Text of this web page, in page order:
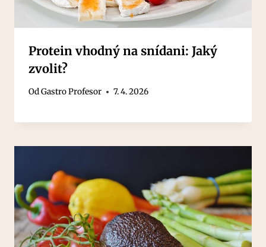
Protein vhodný na snídani: Jaký
zvolit?
OdGastro Profesor 7. 4. 2026